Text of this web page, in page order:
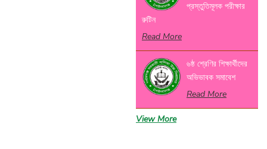
প্রস্তুতিমূলক পরীক্ষার
রুটিন
Read More
৬ষ্ঠ শ্রেণির শিক্ষার্থীদের
অভিভাবক সমাবেশ
Read More
View More